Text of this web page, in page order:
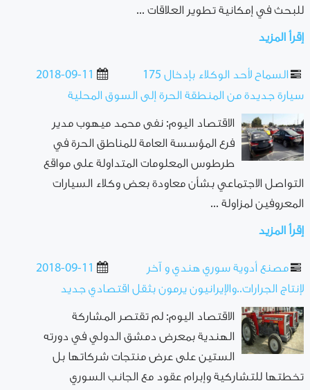
للبحث في إمكانية تطوير العلاقات ...
إقرأ المزيد
2018-09-11
السماح لأحد الوكلاء بإدخال 175
سيارة جديدة من المنطقة الحرة إلى السوق المحلية
الاقتصاد اليوم: نفى محمد ميهوب مدير
فرع المؤسسة العامة للمناطق الحرة في
طرطوس المعلومات المتداولة على مواقع
التواصل الاجتماعي بشأن معاودة بعض وكلاء السيارات
المعروفين لمزاولة ...
إقرأ المزيد
2018-09-11
مصنع أدوية سوري هندي و آخر
لإنتاج الجرارات..والإيرانيون يرمون بثقل اقتصادي جديد
الاقتصاد اليوم: لم تقتصر المشاركة
الهندية بمعرض دمشق الدولي في دورته
الستين على عرض منتجات شركاتها بل
تخطتها للتشاركية وإبرام عقود مع الجانب السوري